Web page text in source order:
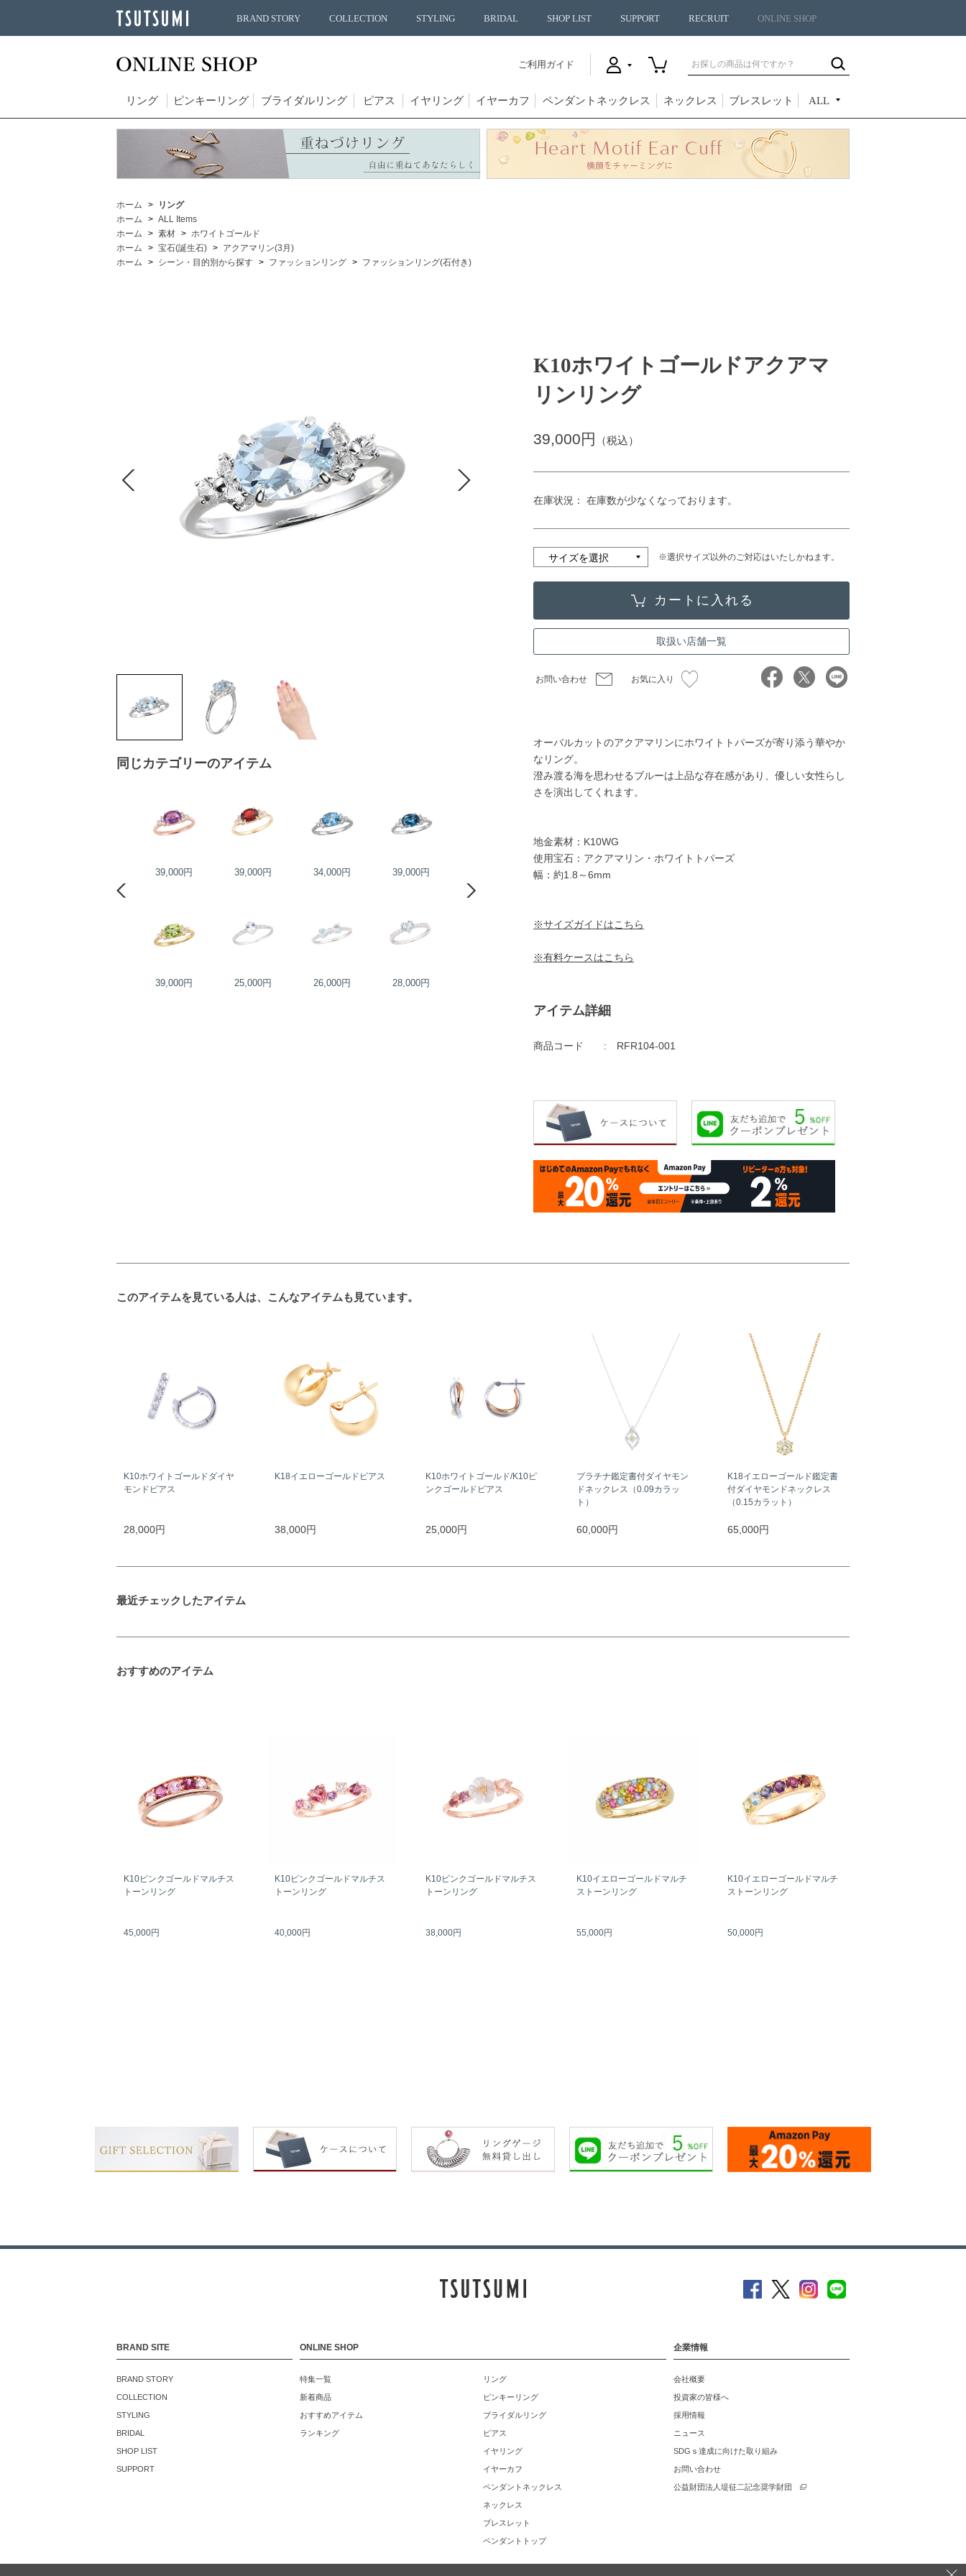
BRAND STORY COLLECTION STYLING BRIDAL SHOP LIST SUPPORT RECRUIT ONLINE SHOP
ご利用ガイド
リング ピンキーリング ブライダルリング ピアス イヤリング イヤーカフ ペンダントネックレス ネックレス ブレスレット ALL
ホーム
リング
ホーム
ALL Items
ホーム
素材
ホワイトゴールド
ホーム
宝石(誕生石)
アクアマリン(3月)
ホーム
シーン・目的別から探す ファッションリング ファッションリング(石付き)
同じカテゴリーのアイテム
39,000円 39,000円 34,000円 39,000円
39,000円 25,000円 26,000円 28,000円
30,000円 35,000円
K10ホワイトゴールドアクアマ
リンリング
39,000円 （税込）
在庫状況： 在庫数が少なくなっております。
※選択サイズ以外のご対応はいたしかねます。
取扱い店舗一覧
お問い合わせ お気に入り
オーバルカットのアクアマリンにホワイトトパーズが寄り添う華やか
なリング。
澄み渡る海を思わせるブルーは上品な存在感があり、優しい女性らし
さを演出してくれます。
地金素材：K10WG
使用宝石：アクアマリン・ホワイトトパーズ
幅：約1.8～6mm
※サイズガイドはこちら
※有料ケースはこちら
アイテム詳細
商品コード RFR104-001
このアイテムを見ている人は、こんなアイテムも見ています。
K10ホワイトゴールドダイヤ
モンドピアス
28,000円
K18イエローゴールドピアス
38,000円
K10ホワイトゴールド/K10ピ
ンクゴールドピアス
25,000円
プラチナ鑑定書付ダイヤモン
ドネックレス（0.09カラッ
ト）
60,000円
K18イエローゴールド鑑定書
付ダイヤモンドネックレス
（0.15カラット）
65,000円
最近チェックしたアイテム
おすすめのアイテム
K10ピンクゴールドマルチス
トーンリング
45,000円
K10ピンクゴールドマルチス
トーンリング
40,000円
K10ピンクゴールドマルチス
トーンリング
38,000円
K10イエローゴールドマルチ
ストーンリング
55,000円
K10イエローゴールドマルチ
ストーンリング
50,000円
BRAND SITE
BRAND STORY
COLLECTION
STYLING
BRIDAL
SHOP LIST
SUPPORT
ONLINE SHOP
特集一覧
新着商品
おすすめアイテム
ランキング
リング
ピンキーリング
ブライダルリング
ピアス
イヤリング
イヤーカフ
ペンダントネックレス
ネックレス
ブレスレット
ペンダントトップ
企業情報
会社概要
投資家の皆様へ
採用情報
ニュース
SDGｓ達成に向けた取り組み
お問い合わせ
公益財団法人堤征二記念奨学財団